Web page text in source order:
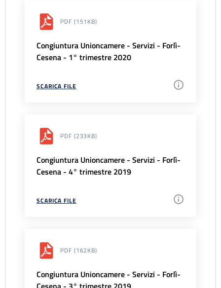
PDF (151KB)
Congiuntura Unioncamere - Servizi - Forlì-
Cesena - 1° trimestre 2020
SCARICA FILE
PDF (233KB)
Congiuntura Unioncamere - Servizi - Forlì-
Cesena - 4° trimestre 2019
SCARICA FILE
PDF (162KB)
Congiuntura Unioncamere - Servizi - Forlì-